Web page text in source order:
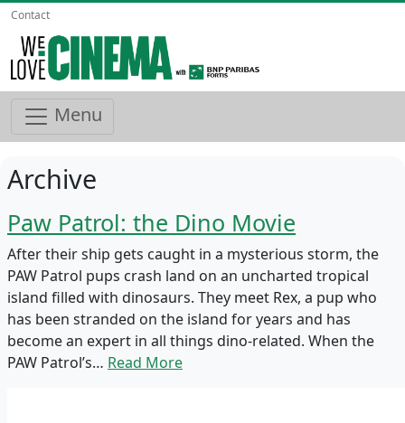
Contact
Menu
Archive
Paw Patrol: the Dino Movie
After their ship gets caught in a mysterious storm, the
PAW Patrol pups crash land on an uncharted tropical
island filled with dinosaurs. They meet Rex, a pup who
has been stranded on the island for years and has
become an expert in all things dino-related. When the
PAW Patrol’s… Read More